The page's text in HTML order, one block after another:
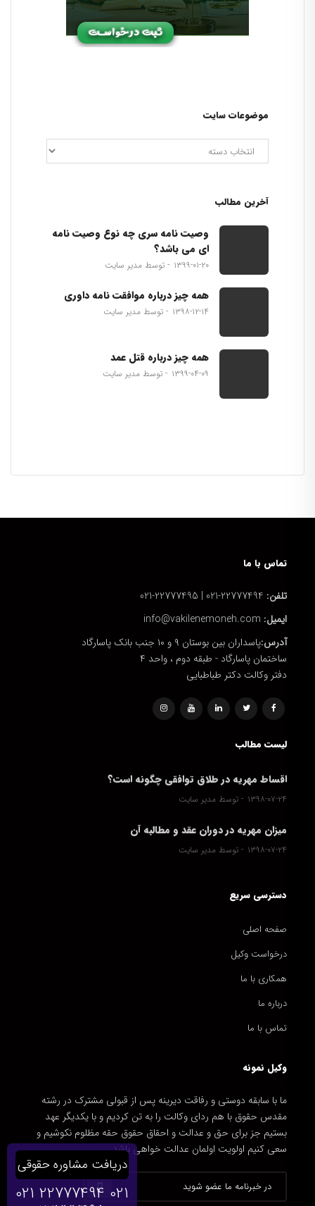
موضوعات سایت
آخرین مطالب
وصیت نامه سری چه نوع وصیت نامه
ای می باشد؟
۱۳۹۹-۰۱-۲۰ توسط مدیر سایت
همه چیز درباره موافقت نامه داوری
۱۳۹۸-۱۲-۱۴ توسط مدیر سایت
همه چیز درباره قتل عمد
۱۳۹۹-۰۴-۰۹ توسط مدیر سایت
تماس با ما
تلفن:
ایمیل:
آدرس:پاسداران بین بوستان ۹ و ۱۰ جنب بانک پاسارگاد
ساختمان پاسارگاد - طبقه دوم ، واحد ۴
دفتر وکالت دکتر طباطبایی
لیست مطالب
اقساط مهریه در طلاق توافقی چگونه است؟
۱۳۹۸-۰۷-۲۴ توسط مدیر سایت
میزان مهریه در دوران عقد و مطالبه آن
۱۳۹۸-۰۷-۲۴ توسط مدیر سایت
دسترسی سریع
صفحه اصلی
درخواست وکیل
همکاری با ما
درباره ما
تماس با ما
وکیل نمونه
ما با سابقه دوستی و رفاقت دیرینه پس از قبولی مشترک در رشته
مقدس حقوق با هم ردای وکالت را به تن کردیم و با یکدیگر عهد
بستیم جز برای حق و عدالت و احقاق حقوق حقه مظلوم نکوشیم و
سعی کنیم اولویت اولمان عدالت خواهی باشد.
دریافت مشاوره حقوقی
021 22777494 021